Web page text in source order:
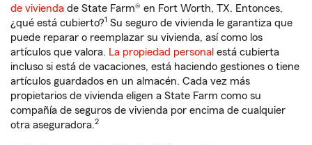
de vivienda de State Farm® en Fort Worth, TX. Entonces,
¿qué está cubierto?1 Su seguro de vivienda le garantiza que
puede reparar o reemplazar su vivienda, así como los
artículos que valora. La propiedad personal está cubierta
incluso si está de vacaciones, está haciendo gestiones o tiene
artículos guardados en un almacén. Cada vez más
propietarios de vivienda eligen a State Farm como su
compañía de seguros de vivienda por encima de cualquier
otra aseguradora.2